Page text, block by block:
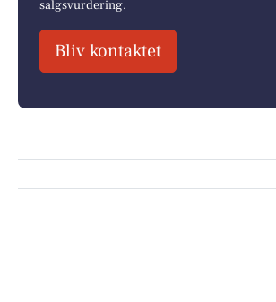
salgsvurdering.
Bliv kontaktet